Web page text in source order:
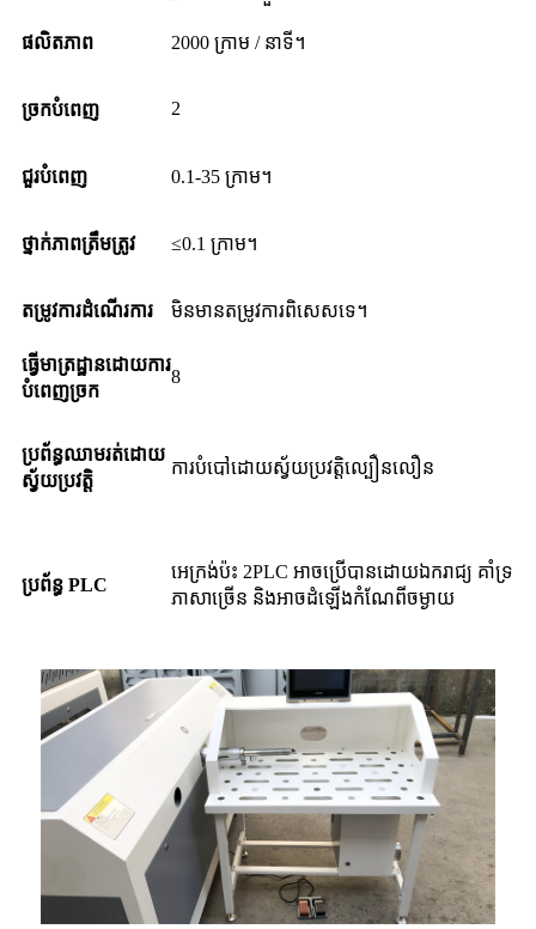
ផលិតភាព 2000 ក្រាម / នាទី។
ច្រកបំពេញ 2
ជួរបំពេញ 0.1-35 ក្រាម។
ថ្នាក់ភាពត្រឹមត្រូវ ≤0.1 ក្រាម។
តម្រូវការដំណើរការ មិនមានតម្រូវការពិសេសទេ។
ធ្វើមាត្រដ្ឋានដោយការ
បំពេញច្រក
8
ប្រព័ន្ធឈាមរត់ដោយ
ស្វ័យប្រវត្តិ
ការបំបៅដោយស្វ័យប្រវត្តិល្បឿនលឿន
ប្រព័ន្ធ PLC
អេក្រង់ប៉ះ 2PLC អាចប្រើបានដោយឯករាជ្យ គាំទ្រ
ភាសាច្រើន និងអាចដំឡើងកំណែពីចម្ងាយ